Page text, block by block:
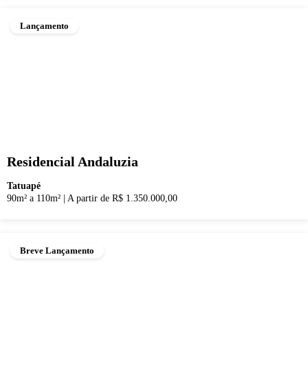
Lançamento
Residencial Andaluzia
Tatuapé
90m² a 110m²
A partir de R$ 1.350.000,00
Breve Lançamento